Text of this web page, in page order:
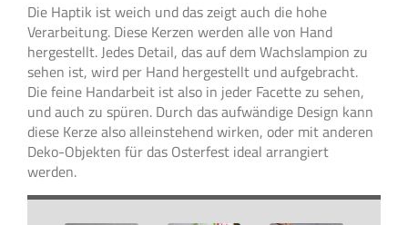
Die Haptik ist weich und das zeigt auch die hohe
Verarbeitung. Diese Kerzen werden alle von Hand
hergestellt. Jedes Detail, das auf dem Wachslampion zu
sehen ist, wird per Hand hergestellt und aufgebracht.
Die feine Handarbeit ist also in jeder Facette zu sehen,
und auch zu spüren. Durch das aufwändige Design kann
diese Kerze also alleinstehend wirken, oder mit anderen
Deko-Objekten für das Osterfest ideal arrangiert
werden.